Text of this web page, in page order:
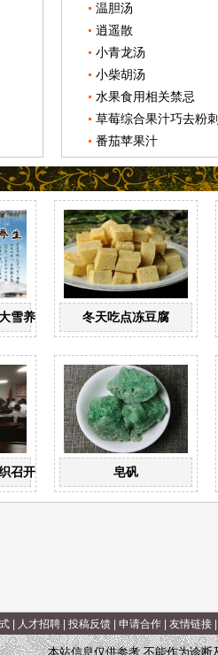
温胆汤
逍遥散
小青龙汤
小柴胡汤
水果食用相关禁忌
草莓综合果汁巧去粉刺
番茄苹果汁
雪养生 冬天吃点冻豆腐
召开健康扶贫工作专题会议
皂矾
| 人才招聘| 投稿反馈| 申请合作| 友情链接|
本站信息仅供参考 不能作为诊断